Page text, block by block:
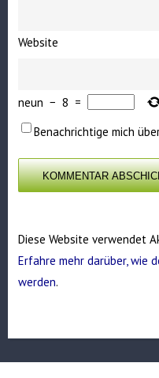
Website
neun − 8 =
Benachrichtige mich
Diese Website verwendet
Erfahre mehr darüber, wie
werden.